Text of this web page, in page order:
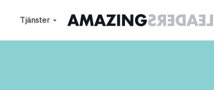
Tjänster